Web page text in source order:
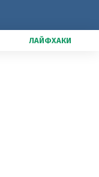
ЛАЙФХАКИ